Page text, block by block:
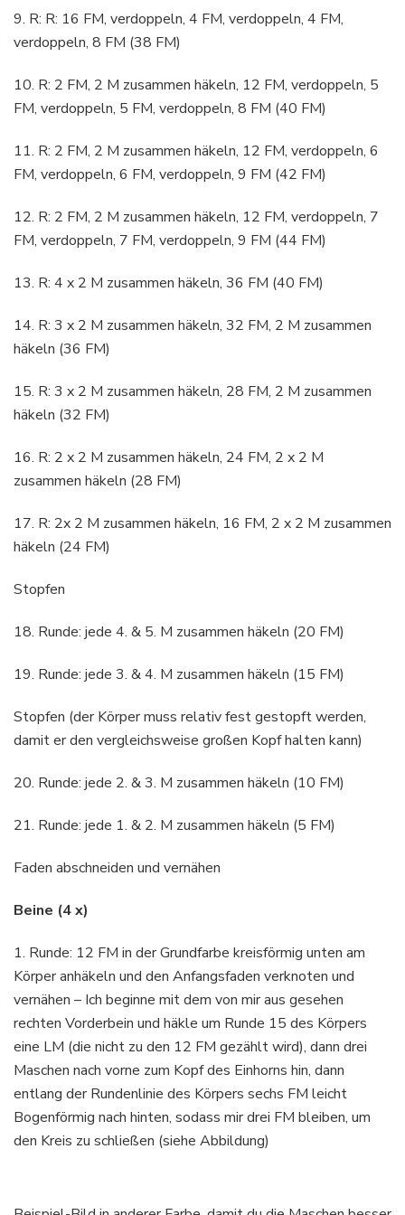
9. R: R: 16 FM, verdoppeln, 4 FM, verdoppeln, 4 FM,
verdoppeln, 8 FM (38 FM)
10. R: 2 FM, 2 M zusammen häkeln, 12 FM, verdoppeln, 5
FM, verdoppeln, 5 FM, verdoppeln, 8 FM (40 FM)
11. R: 2 FM, 2 M zusammen häkeln, 12 FM, verdoppeln, 6
FM, verdoppeln, 6 FM, verdoppeln, 9 FM (42 FM)
12. R: 2 FM, 2 M zusammen häkeln, 12 FM, verdoppeln, 7
FM, verdoppeln, 7 FM, verdoppeln, 9 FM (44 FM)
13. R: 4 x 2 M zusammen häkeln, 36 FM (40 FM)
14. R: 3 x 2 M zusammen häkeln, 32 FM, 2 M zusammen
häkeln (36 FM)
15. R: 3 x 2 M zusammen häkeln, 28 FM, 2 M zusammen
häkeln (32 FM)
16. R: 2 x 2 M zusammen häkeln, 24 FM, 2 x 2 M
zusammen häkeln (28 FM)
17. R: 2x 2 M zusammen häkeln, 16 FM, 2 x 2 M zusammen
häkeln (24 FM)
Stopfen
18. Runde: jede 4. & 5. M zusammen häkeln (20 FM)
19. Runde: jede 3. & 4. M zusammen häkeln (15 FM)
Stopfen (der Körper muss relativ fest gestopft werden,
damit er den vergleichsweise großen Kopf halten kann)
20. Runde: jede 2. & 3. M zusammen häkeln (10 FM)
21. Runde: jede 1. & 2. M zusammen häkeln (5 FM)
Faden abschneiden und vernähen
Beine (4 x)
1. Runde: 12 FM in der Grundfarbe kreisförmig unten am
Körper anhäkeln und den Anfangsfaden verknoten und
vernähen – Ich beginne mit dem von mir aus gesehen
rechten Vorderbein und häkle um Runde 15 des Körpers
eine LM (die nicht zu den 12 FM gezählt wird), dann drei
Maschen nach vorne zum Kopf des Einhorns hin, dann
entlang der Rundenlinie des Körpers sechs FM leicht
Bogenförmig nach hinten, sodass mir drei FM bleiben, um
den Kreis zu schließen (siehe Abbildung)